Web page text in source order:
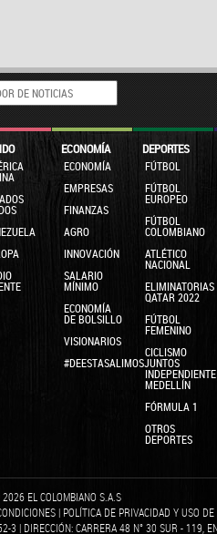
ECONOMÍA
ECONOMÍA
EMPRESAS
FINANZAS
AGRO
INNOVACIÓN
SALARIO
MÍNIMO
ECONOMÍA
DE BOLSILLO
VISIONARIOS
#DEESTASALIMOSJUNTOS
DEPORTES
FÚTBOL
FÚTBOL
EUROPEO
FÚTBOL
COLOMBIANO
ATLÉTICO
NACIONAL
ELIMINATORIAS
QATAR 2022
FÚTBOL
FEMENINO
CICLISMO
INDEPENDIENTE
MEDELLÍN
FÓRMULA 1
OTROS
DEPORTES
EL COLOMBIANO S.A.S
| POLÍTICA DE PRIVACIDAD Y USO
3 | DIRECCIÓN: CARRERA 48 N° 30 SUR - 119,